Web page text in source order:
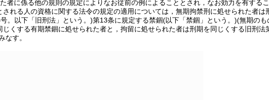
者に係る他の規則の規定によりなお従前の例によることとされ，なお効力を有する
れる人の資格に関する法令の規定の適用については，無期拘禁刑に処せられた者
。以下「旧刑法」という。)第13条に規定する禁錮(以下「禁錮」という。)(無期のも
くする有期禁錮に処せられた者と，拘留に処せられた者は刑期を同じくする旧刑法
なす。